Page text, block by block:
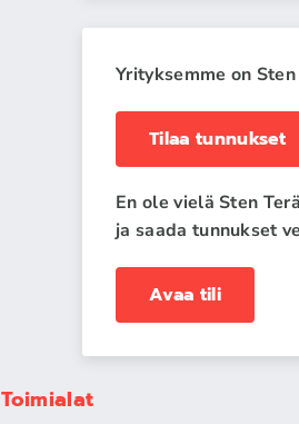
Yrityksemme on
Tilaa tunnukset
En ole vielä Sten
ja saada tunnukset
Avaa tili
Toimialat